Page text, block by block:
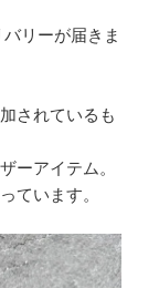
リーが届きま
されているも
ーアイテム。
ています。